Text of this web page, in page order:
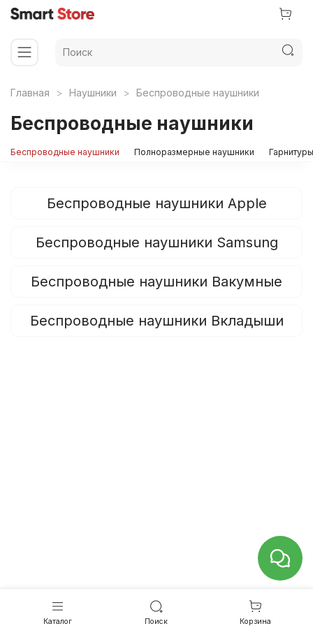
Главная Наушники Беспроводные наушники
Беспроводные наушники
Беспроводные наушники Полноразмерные наушники Гарнитуры
Беспроводные наушники Apple
Беспроводные наушники Samsung
Беспроводные наушники Вакумные
Беспроводные наушники Вкладыши
Каталог Поиск Корзина